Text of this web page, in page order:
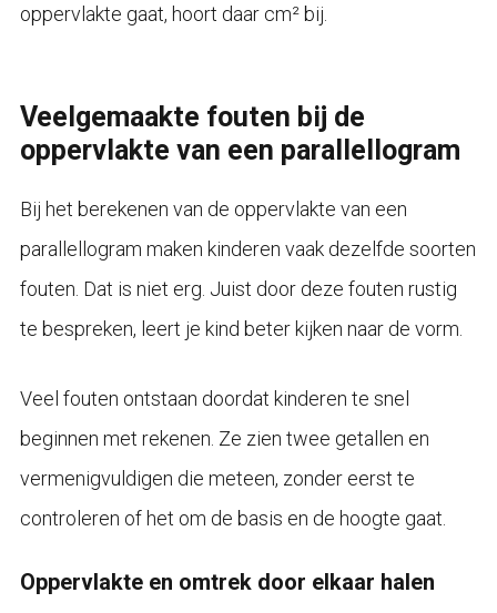
oppervlakte gaat, hoort daar cm² bij.
Veelgemaakte fouten bij de
oppervlakte van een parallellogram
Bij het berekenen van de oppervlakte van een
parallellogram maken kinderen vaak dezelfde soorten
fouten. Dat is niet erg. Juist door deze fouten rustig
te bespreken, leert je kind beter kijken naar de vorm.
Veel fouten ontstaan doordat kinderen te snel
beginnen met rekenen. Ze zien twee getallen en
vermenigvuldigen die meteen, zonder eerst te
controleren of het om de basis en de hoogte gaat.
Oppervlakte en omtrek door elkaar halen